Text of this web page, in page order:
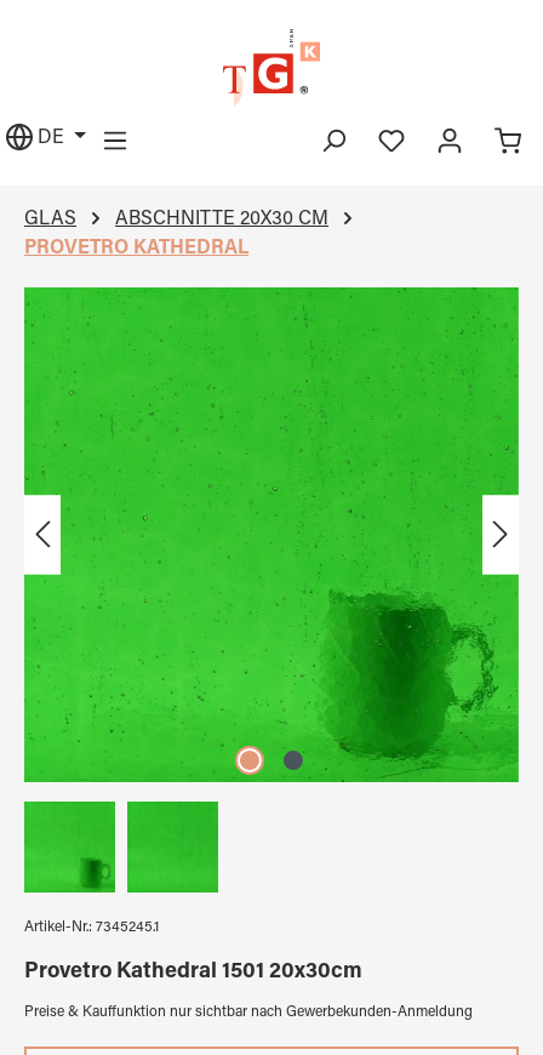
DE
GLAS
ABSCHNITTE 20X30 CM
PROVETRO KATHEDRAL
Bildergalerie überspringen
Artikel-Nr.: 7345245.1
Provetro Kathedral 1501 20x30cm
Preise & Kauffunktion nur sichtbar nach Gewerbekunden-Anmeldung